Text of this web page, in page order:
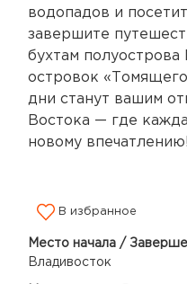
водопадов и
завершите
бухтам полуострова
островок
дни станут вашим
Востока — где
новому впечатлению!
В избранное
Место начала /
Владивосток